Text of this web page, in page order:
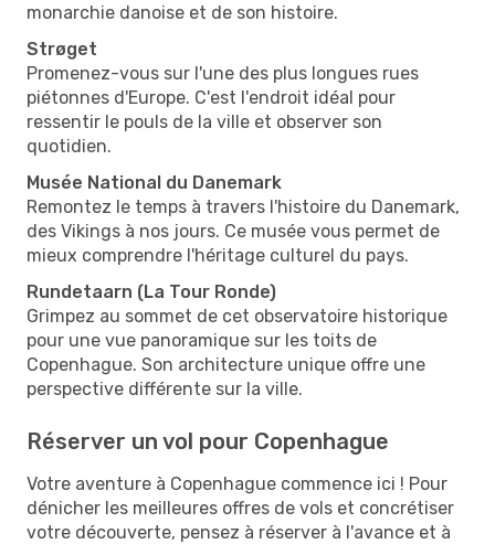
monarchie danoise et de son histoire.
Strøget
Promenez-vous sur l'une des plus longues rues
piétonnes d'Europe. C'est l'endroit idéal pour
ressentir le pouls de la ville et observer son
quotidien.
Musée National du Danemark
Remontez le temps à travers l'histoire du Danemark,
des Vikings à nos jours. Ce musée vous permet de
mieux comprendre l'héritage culturel du pays.
Rundetaarn (La Tour Ronde)
Grimpez au sommet de cet observatoire historique
pour une vue panoramique sur les toits de
Copenhague. Son architecture unique offre une
perspective différente sur la ville.
Réserver un vol pour Copenhague
Votre aventure à Copenhague commence ici ! Pour
dénicher les meilleures offres de vols et concrétiser
votre découverte, pensez à réserver à l'avance et à